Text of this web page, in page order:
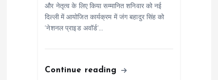
और नेतृत्व के लिए किया सम्मानित शनिवार को नई
दिल्ली में आयोजित कार्यक्रम में जंग बहादुर सिंह को
‘नेशनल प्राइड अवॉर्ड’…
Continue reading